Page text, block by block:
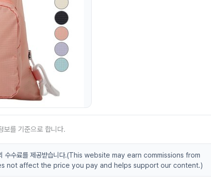
보를 기준으로 합니다.
의 수수료를 제공받습니다.(This website may earn commissions from
not affect the price you pay and helps support our content.)